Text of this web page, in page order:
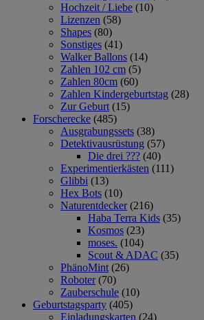
Hochzeit / Liebe (10)
Lizenzen (58)
Shapes (80)
Sonstiges (41)
Walker Ballons (14)
Zahlen 102 cm (5)
Zahlen 80cm (60)
Zahlen Kindergeburtstag (28)
Zur Geburt (15)
Forscherecke (485)
Ausgrabungssets (38)
Detektivausrüstung (57)
Die drei ??? (40)
Experimentierkästen (111)
Glibbi (13)
Hex Bots (10)
Naturentdecker (216)
Haba Terra Kids (35)
Kosmos (23)
moses. (104)
Scout & ADAC (35)
PhänoMint (26)
Roboter (70)
Zauberschule (10)
Geburtstagsparty (405)
Einladungskarten (24)